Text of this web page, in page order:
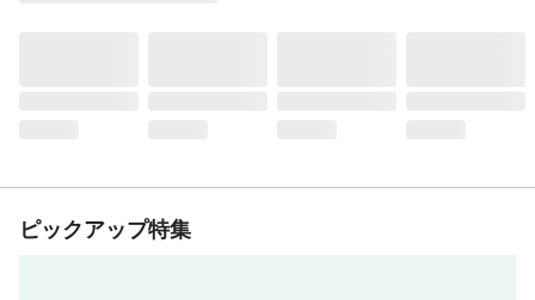
ピックアップ特集